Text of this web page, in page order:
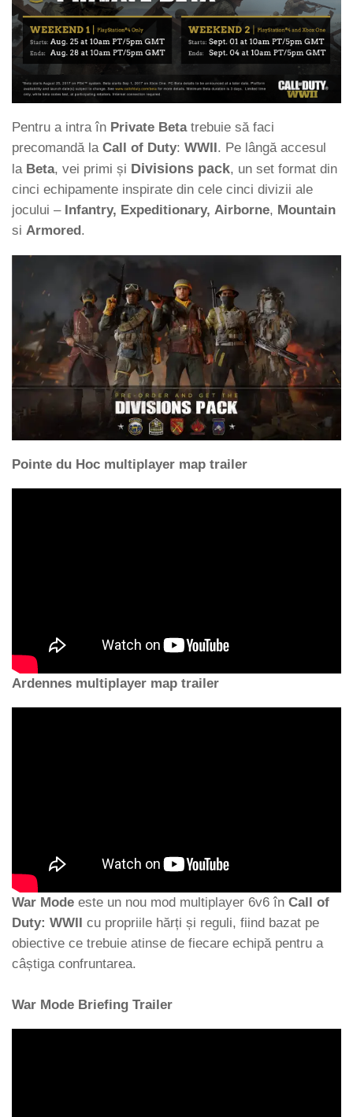
Pentru a intra în Private Betatrebuie să faci
precomandă la Call of Duty: WWII . Pe lângă accesul
la Beta, vei primi și Divisions pack, un set format din
cinci echipamente inspirate din cele cinci divizii ale
jocului – Infantry, Expeditionary, Airborne, Mountain
si Armored .
Pointe du Hoc multiplayer map trailer
Ardennes multiplayer map trailer
War Mode este un nou mod multiplayer 6v6 în Call of
Duty: WWII cu propriile hărți și reguli, fiind bazat pe
obiective ce trebuie atinse de fiecare echipă pentru a
câștiga confruntarea.
War Mode Briefing Trailer